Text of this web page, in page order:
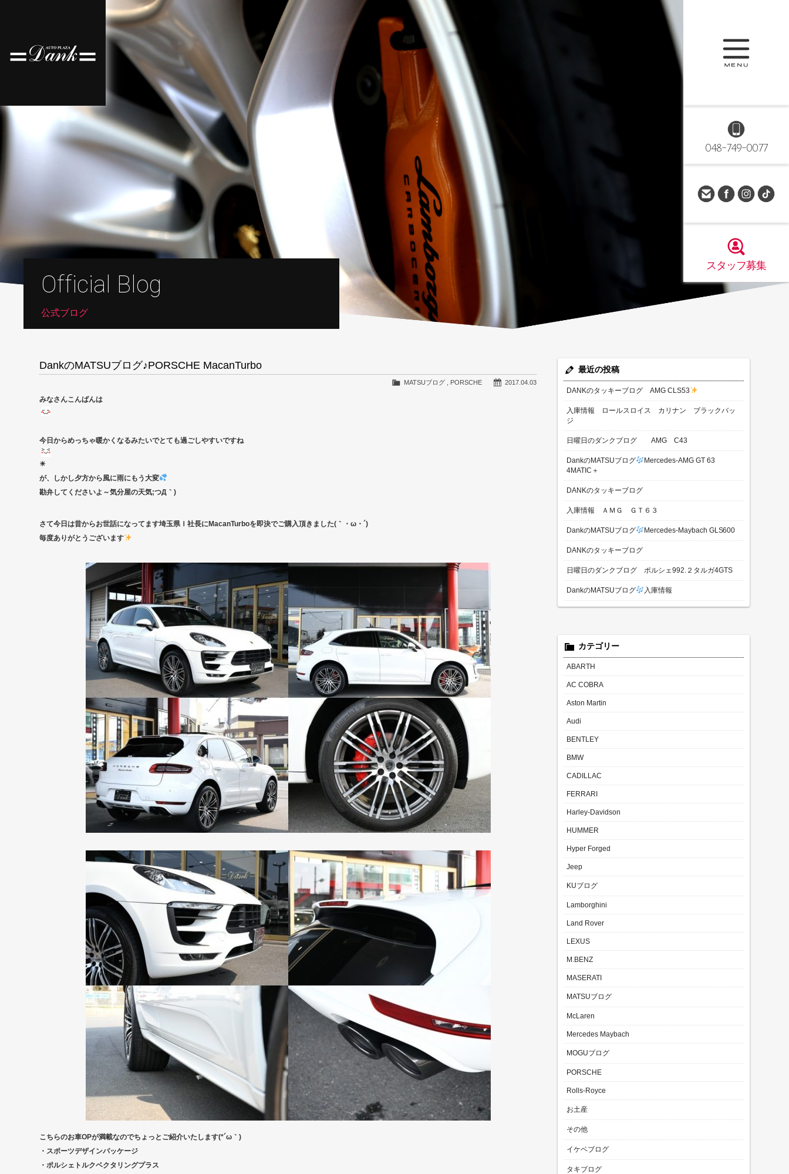
048-749-0077
スタッフ募集
Official Blog
公式ブログ
DankのMATSUブログ♪PORSCHE MacanTurbo
2017.04.03
MATSUブログ PORSCHE
みなさんこんばんは
今日からめっちゃ暖かくなるみたいでとても過ごしやすいですね
☀
が、しかし夕方から風に雨にもう大変
勘弁してくださいよ～気分屋の天気;つД｀)
さて今日は昔からお世話になってます埼玉県Ｉ社長にMacanTurboを即決でご購入頂きました(｀・ω・´)ゞ
毎度ありがとうございます
こちらのお車OPが満載なのでちょっとご紹介いたします(*´ω｀)
・スポーツデザインパッケージ
・ポルシェトルクベクタリングプラス
最近の投稿
DANKのタッキーブログ AMG CLS53
入庫情報 ロールスロイス カリナン ブラックバッ
ジ
日曜日のダンクブログ AMG C43
DankのMATSUブログ
Mercedes-AMG GT 63
4MATIC＋
DANKのタッキーブログ
入庫情報 ＡＭＧ ＧＴ６３
DankのMATSUブログ Mercedes-Maybach GLS600
DANKのタッキーブログ
日曜日のダンクブログ ポルシェ992.２タルガ4GTS
DankのMATSUブログ 入庫情報
カテゴリー
ABARTH
AC COBRA
Aston Martin
Audi
BENTLEY
BMW
CADILLAC
FERRARI
Harley-Davidson
HUMMER
Hyper Forged
Jeep
KUブログ
Lamborghini
Land Rover
LEXUS
M.BENZ
MASERATI
MATSUブログ
McLaren
Mercedes Maybach
MOGUブログ
PORSCHE
Rolls-Royce
お土産
その他
イケベブログ
タキブログ